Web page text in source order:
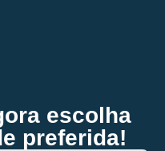
escolha
preferida!